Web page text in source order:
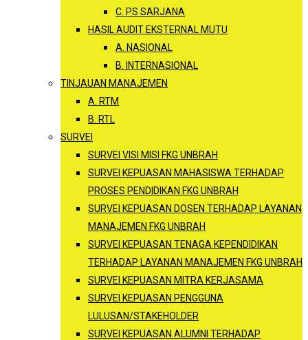
C. PS SARJANA
HASIL AUDIT EKSTERNAL MUTU
A. NASIONAL
B. INTERNASIONAL
TINJAUAN MANAJEMEN
A. RTM
B. RTL
SURVEI
SURVEI VISI MISI FKG UNBRAH
SURVEI KEPUASAN MAHASISWA TERHADAP
PROSES PENDIDIKAN FKG UNBRAH
SURVEI KEPUASAN DOSEN TERHADAP LAYANAN
MANAJEMEN FKG UNBRAH
SURVEI KEPUASAN TENAGA KEPENDIDIKAN
TERHADAP LAYANAN MANAJEMEN FKG UNBRAH
SURVEI KEPUASAN MITRA KERJASAMA
SURVEI KEPUASAN PENGGUNA
LULUSAN/STAKEHOLDER
SURVEI KEPUASAN ALUMNI TERHADAP